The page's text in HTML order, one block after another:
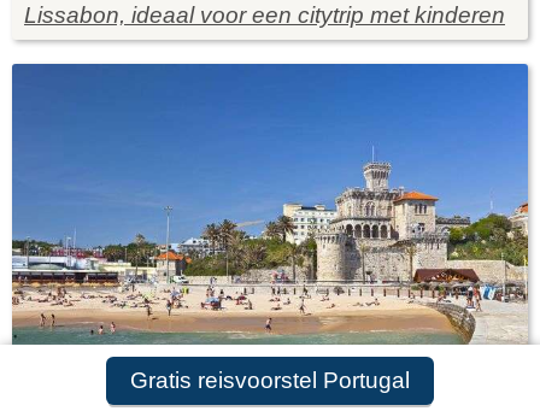
Gratis reisvoorstel Portugal
Lissabon, ideaal voor een citytrip met kinderen